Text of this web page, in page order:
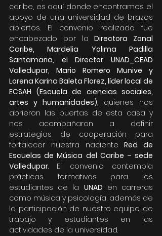
caribe, es aquí donde encontramos el
apoyo de una universidad de brazos
abiertos. El convenio realizado fue
encabezado por la Directora Zonal
Caribe, Mardelia Yolima Padilla
Santamaria, el Director UNAD_CEAD
Valledupar, Mario Romero Munive y
Lorena Karina Baleta Florez, líder local de
ECSAH (Escuela de ciencias sociales,
artes y humanidades), quienes nos
abrieron las puertas de esta casa y
nos acompañaron a definir
estrategias de cooperación para
fortalecer nuestra naciente Red de
Escuelas de Música del Caribe – sede
Valledupar. El convenio contempla
prácticas formativas para los
estudiantes de la UNAD en carreras
como música y psicología, además de
la participación de nuestro equipo de
trabajo y estudiantes en las
actividades de la universidad.